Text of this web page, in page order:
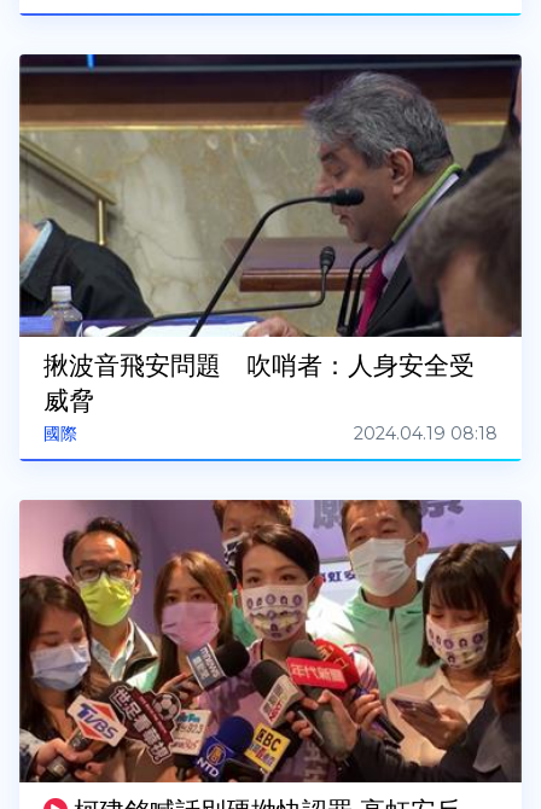
國際
揪波音飛安問題 吹哨者：人身安全受
威脅
2024.04.19 08:18